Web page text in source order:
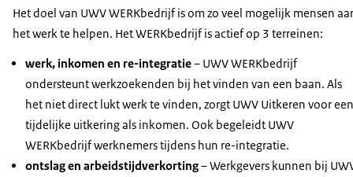
Het doel van UWV WERKbedrijf is om zo veel mogelijk mensen
het werk te helpen. Het WERKbedrijf is actief op 3 terreinen:
werk, inkomen en re-integratie– UWV WERKbedrijf
ondersteunt werkzoekenden bij het vinden van een baan. Als
het niet direct lukt werk te vinden, zorgt UWV Uitkeren voor een
tijdelijke uitkering als inkomen. Ook begeleidt UWV
WERKbedrijf werknemers tijdens hun re-integratie.
ontslag en arbeidstijdverkorting– Werkgevers kunnen bij